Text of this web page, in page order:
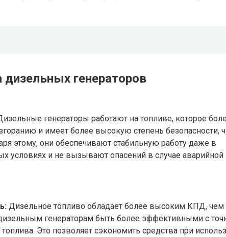
генераторов
генераторы работают на топливе, которое
и имеет более высокую степень безопасности,
этому, они обеспечивают стабильную работу даже в
условиях и не вызывают опасений в случае аварийной
Дизельное топливо обладает более высоким КПД, чем
генераторам быть более эффективными с
топлива. Это позволяет сэкономить средства при